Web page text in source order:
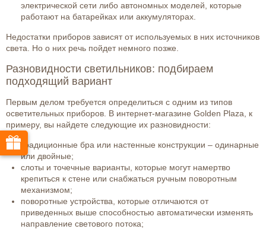
электрической сети либо автономных моделей, которые
работают на батарейках или аккумуляторах.
Недостатки приборов зависят от используемых в них источников
света. Но о них речь пойдет немного позже.
Разновидности светильников: подбираем
подходящий вариант
Первым делом требуется определиться с одним из типов
осветительных приборов. В интернет-магазине Golden Plaza, к
примеру, вы найдете следующие их разновидности:
традиционные бра или настенные конструкции – одинарные
или двойные;
слоты и точечные варианты, которые могут намертво
крепиться к стене или снабжаться ручным поворотным
механизмом;
поворотные устройства, которые отличаются от
приведенных выше способностью автоматически изменять
направление светового потока;